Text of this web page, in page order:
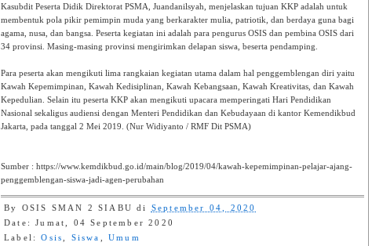
Kasubdit Peserta Didik Direktorat PSMA, Juandanilsyah, menjelaskan tujuan KKP adalah untuk
membentuk pola pikir pemimpin muda yang berkarakter mulia, patriotik, dan berdaya guna bagi
agama, nusa, dan bangsa. Peserta kegiatan ini adalah para pengurus OSIS dan pembina OSIS dari
34 provinsi. Masing-masing provinsi mengirimkan delapan siswa, beserta pendamping.
Para peserta akan mengikuti lima rangkaian kegiatan utama dalam hal penggemblengan diri yaitu
Kawah Kepemimpinan, Kawah Kedisiplinan, Kawah Kebangsaan, Kawah Kreativitas, dan Kawah
Kepedulian. Selain itu peserta KKP akan mengikuti upacara memperingati Hari Pendidikan
Nasional sekaligus audiensi dengan Menteri Pendidikan dan Kebudayaan di kantor Kemendikbud
Jakarta, pada tanggal 2 Mei 2019. (Nur Widiyanto / RMF Dit PSMA)
Sumber : https://www.kemdikbud.go.id/main/blog/2019/04/kawah-kepemimpinan-pelajar-ajang-
penggemblengan-siswa-jadi-agen-perubahan
By OSIS SMAN 2 SIABU di September 04, 2020
Date: Jumat, 04 September 2020
Label:Osis Siswa ,Umum